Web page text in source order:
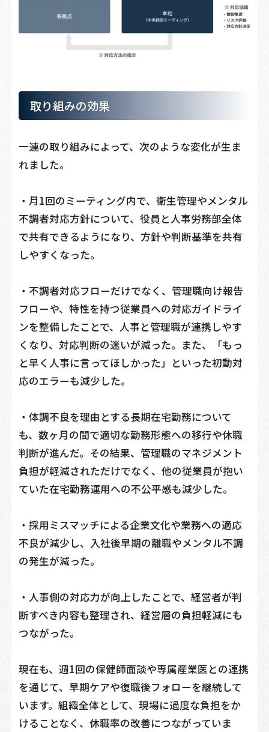
取り組みの効果
一連の取り組みによって、次のような変化が生ま
れました。
・月1回のミーティング内で、衛生管理やメンタル
不調者対応方針について、役員と人事労務部全体
で共有できるようになり、方針や判断基準を共有
しやすくなった。
・不調者対応フローだけでなく、管理職向け報告
フローや、特性を持つ従業員への対応ガイドライ
ンを整備したことで、人事と管理職が連携しやす
くなり、対応判断の迷いが減った。また、「もっ
と早く人事に言ってほしかった」といった初動対
応のエラーも減少した。
・体調不良を理由とする長期在宅勤務について
も、数ヶ月の間で適切な勤務形態への移行や休職
判断が進んだ。その結果、管理職のマネジメント
負担が軽減されただけでなく、他の従業員が抱い
ていた在宅勤務運用への不公平感も減少した。
・採用ミスマッチによる企業文化や業務への適応
不良が減少し、入社後早期の離職やメンタル不調
の発生が減った。
・人事側の対応力が向上したことで、経営者が判
断すべき内容も整理され、経営層の負担軽減にも
つながった。
現在も、週1回の保健師面談や専属産業医との連携
を通じて、早期ケアや復職後フォローを継続して
います。組織全体として、現場に過度な負担をか
けることなく、休職率の改善につながっていま